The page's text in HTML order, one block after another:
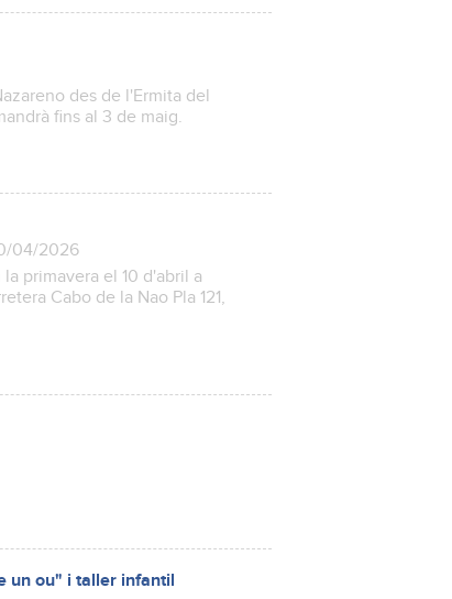
des de l'Ermita del
fins al 3 de maig.
04/2026
primavera el 10 d'abril a
Cabo de la Nao Pla 121,
un ou" i taller infantil